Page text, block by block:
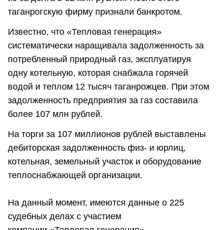
таганрогскую фирму признали банкротом.
Известно, что «Тепловая генерация»
систематически наращивала задолженность за
потребленный природный газ, эксплуатируя
одну котельную, которая снабжала горячей
водой и теплом 12 тысяч таганрожцев. При этом
задолженность предприятия за газ составила
более 107 млн рублей.
На торги за 107 миллионов рублей выставлены
дебиторская задолженность физ- и юрлиц,
котельная, земельный участок и оборудование
теплоснабжающей организации.
На данный момент, имеются данные о 225
судебных делах с участием